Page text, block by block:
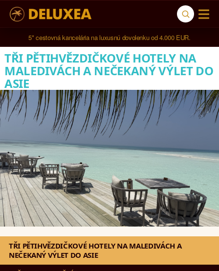
Navštívili sme 791 hotelov v 123 krajinách sveta.
TŘI PĚTIHVĚZDIČKOVÉ HOTELY NA
MALEDIVÁCH A NEČEKANÝ VÝLET DO
ASIE
TŘI PĚTIHVĚZDIČKOVÉ HOTELY NA MALEDIVÁCH A
NEČEKANÝ VÝLET DO ASIE